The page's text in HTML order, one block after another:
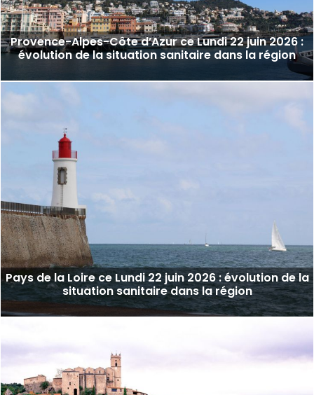
Provence-Alpes-Côte d’Azur ce Lundi 22 juin 2026 :
évolution de la situation sanitaire dans la région
Pays de la Loire ce Lundi 22 juin 2026 : évolution de la
situation sanitaire dans la région